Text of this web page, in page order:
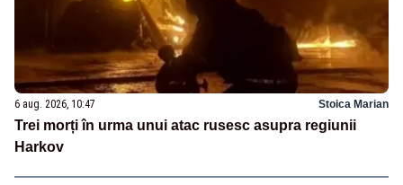
6 aug. 2026, 10:47 Stoica Marian
Trei morți în urma unui atac rusesc asupra regiunii
Harkov